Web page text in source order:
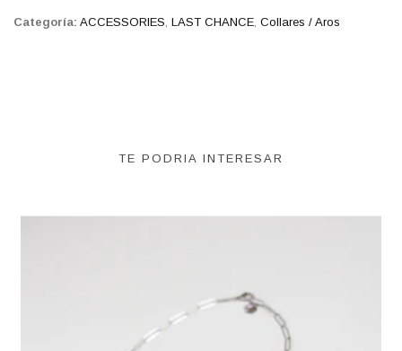
Categoría: ACCESSORIES LAST CHANCE Collares / Aros
TE PODRIA INTERESAR